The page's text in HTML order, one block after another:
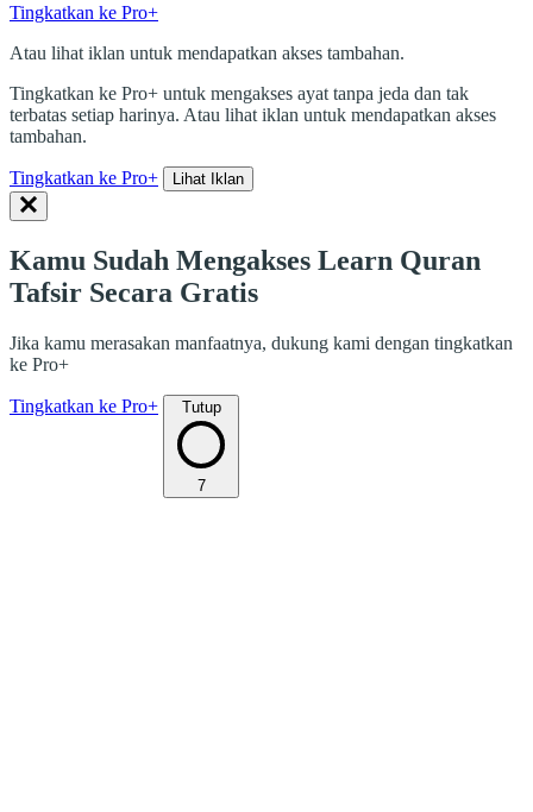
Tingkatkan ke Pro+
Atau lihat iklan untuk mendapatkan akses tambahan.
Tingkatkan ke Pro+ untuk mengakses ayat tanpa jeda dan tak
terbatas setiap harinya. Atau lihat iklan untuk mendapatkan akses
tambahan.
Tingkatkan ke Pro+ Lihat Iklan
Kamu Sudah Mengakses Learn Quran
Tafsir Secara Gratis
Jika kamu merasakan manfaatnya, dukung kami dengan tingkatkan
ke Pro+
Tingkatkan ke Pro+ Tutup
7